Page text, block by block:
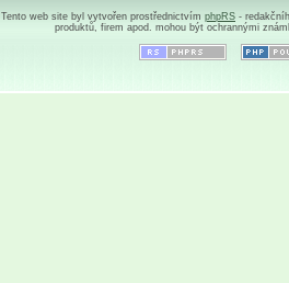
Tento web site byl vytvořen prostřednictvím phpRS -
produktů, firem apod. mohou být ochrannými